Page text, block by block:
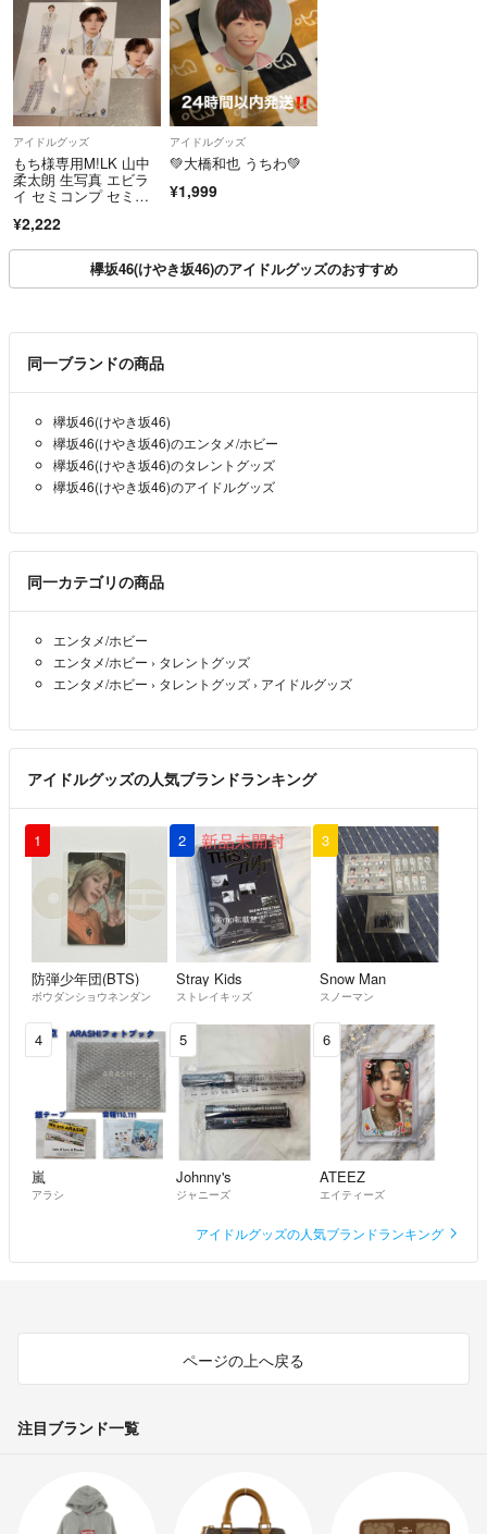
アイドルグッズ
もち様専用M!LK 山中
柔太朗 生写真 エビラ
イ セミコンプ セミコ
¥2,222
アイドルグッズ
💚大橋和也 うちわ💚
¥1,999
欅坂46(けやき坂46)のアイドルグッズのおすすめ
同一ブランドの商品
欅坂46(けやき坂46)
欅坂46(けやき坂46)のエンタメ/ホビー
欅坂46(けやき坂46)のタレントグッズ
欅坂46(けやき坂46)のアイドルグッズ
同一カテゴリの商品
エンタメ/ホビー
エンタメ/ホビー › タレントグッズ
エンタメ/ホビー › タレントグッズ › アイドルグッズ
アイドルグッズの人気ブランドランキング
1
防弾少年団(BTS)
ボウダンショウネンダン
2
Stray Kids
ストレイキッズ
3
Snow Man
スノーマン
4
嵐
アラシ
5
Johnny's
ジャニーズ
6
ATEEZ
エイティーズ
アイドルグッズの人気ブランドランキング
ページの上へ戻る
注目ブランド一覧